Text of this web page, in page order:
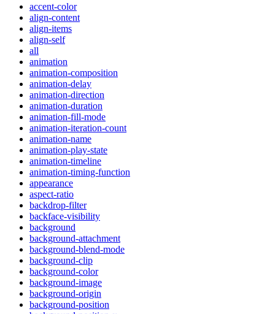
accent-color
align-content
align-items
align-self
all
animation
animation-composition
animation-delay
animation-direction
animation-duration
animation-fill-mode
animation-iteration-count
animation-name
animation-play-state
animation-timeline
animation-timing-function
appearance
aspect-ratio
backdrop-filter
backface-visibility
background
background-attachment
background-blend-mode
background-clip
background-color
background-image
background-origin
background-position